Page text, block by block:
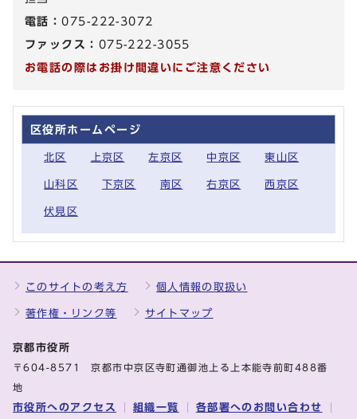
電話：075-222-3072
ファックス： 075-222-3055
お電話の際はお掛け間違いにご注意ください
区役所ホームページ
北区 上京区 左京区 中京区 東山区
山科区 下京区 南区 右京区 西京区
伏見区
このサイトの考え方 個人情報の取扱い
著作権・リンク等 サイトマップ
京都市役所
〒604-8571 京都市中京区寺町通御池上る上本能寺前町488番
地
市役所へのアクセス 組織一覧 各部署へのお問い合わせ